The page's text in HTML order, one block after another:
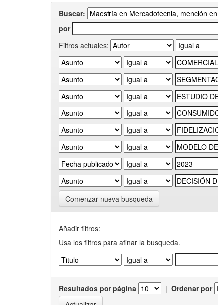
Buscar:
por
Filtros actuales:
Comenzar nueva busqueda
Añadir filtros:
Usa los filtros para afinar la busqueda.
Resultados por página | Ordenar por